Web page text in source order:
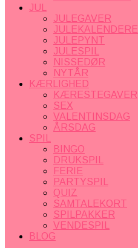
JUL
JULEGAVER
JULEKALENDERE
JULEPYNT
JULESPIL
NISSEDØR
NYTÅR
KÆRLIGHED
KÆRESTEGAVER
SEX
VALENTINSDAG
ÅRSDAG
SPIL
BINGO
DRUKSPIL
FERIE
PARTYSPIL
QUIZ
SAMTALEKORT
SPILPAKKER
VENDESPIL
BLOG